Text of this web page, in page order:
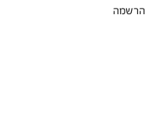
הרשמה